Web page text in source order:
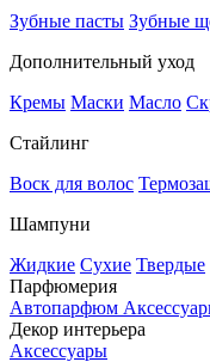
Зубные пасты Зубные
Дополнительный уход
Кремы Маски Масло
Стайлинг
Воск для волос
Шампуни
Жидкие Сухие Твердые
Парфюмерия
Автопарфюм
Декор интерьера
Аксессуары